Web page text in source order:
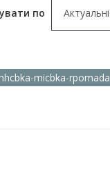
по
micbka-rpomada